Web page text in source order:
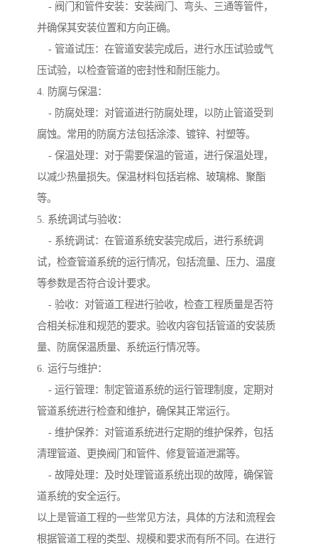
- 阀门和管件安装：安装阀门、弯头、三通等管件，
并确保其安装位置和方向正确。
- 管道试压：在管道安装完成后，进行水压试验或气
压试验，以检查管道的密封性和耐压能力。
4. 防腐与保温：
- 防腐处理：对管道进行防腐处理，以防止管道受到
腐蚀。常用的防腐方法包括涂漆、镀锌、衬塑等。
- 保温处理：对于需要保温的管道，进行保温处理，
以减少热量损失。保温材料包括岩棉、玻璃棉、聚酯
等。
5. 系统调试与验收：
- 系统调试：在管道系统安装完成后，进行系统调
试，检查管道系统的运行情况，包括流量、压力、温度
等参数是否符合设计要求。
- 验收：对管道工程进行验收，检查工程质量是否符
合相关标准和规范的要求。验收内容包括管道的安装质
量、防腐保温质量、系统运行情况等。
6. 运行与维护：
- 运行管理：制定管道系统的运行管理制度，定期对
管道系统进行检查和维护，确保其正常运行。
- 维护保养：对管道系统进行定期的维护保养，包括
清理管道、更换阀门和管件、修复管道泄漏等。
- 故障处理：及时处理管道系统出现的故障，确保管
道系统的安全运行。
以上是管道工程的一些常见方法，具体的方法和流程会
根据管道工程的类型、规模和要求而有所不同。在进行